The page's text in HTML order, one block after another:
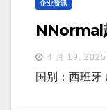
企业资讯
NNormal
4 月 19, 2025
国别：西班